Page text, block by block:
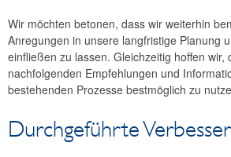
Wir möchten betonen, dass wir weiterhin
Anregungen in unsere langfristige Planung
einfließen zu lassen. Gleichzeitig hoffen wir,
nachfolgenden Empfehlungen und
bestehenden Prozesse bestmöglich zu
Durchgeführte